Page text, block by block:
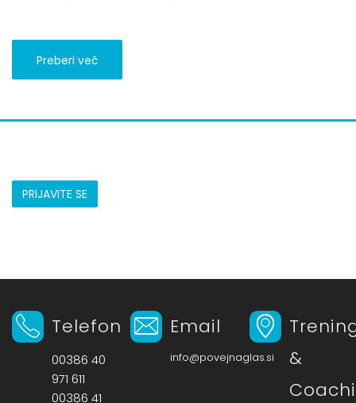
Preberi več
PRIJAVITE SE
Telefon
00386 40
971 611
00386 41
Email
info@povejnaglas.si
&